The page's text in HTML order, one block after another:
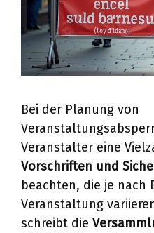
Bei der Planung von
Veranstalter eine
Vorschriften und
beachten, die je nach
Veranstaltung
schreibt die